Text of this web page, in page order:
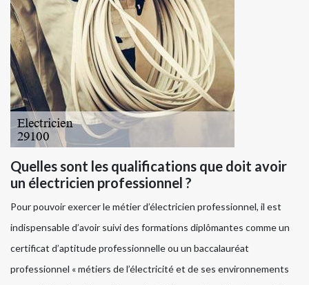
Quelles sont les qualifications que doit avoir
un électricien professionnel ?
Pour pouvoir exercer le métier d’électricien professionnel, il est
indispensable d’avoir suivi des formations diplômantes comme un
certificat d’aptitude professionnelle ou un baccalauréat
professionnel « métiers de l’électricité et de ses environnements